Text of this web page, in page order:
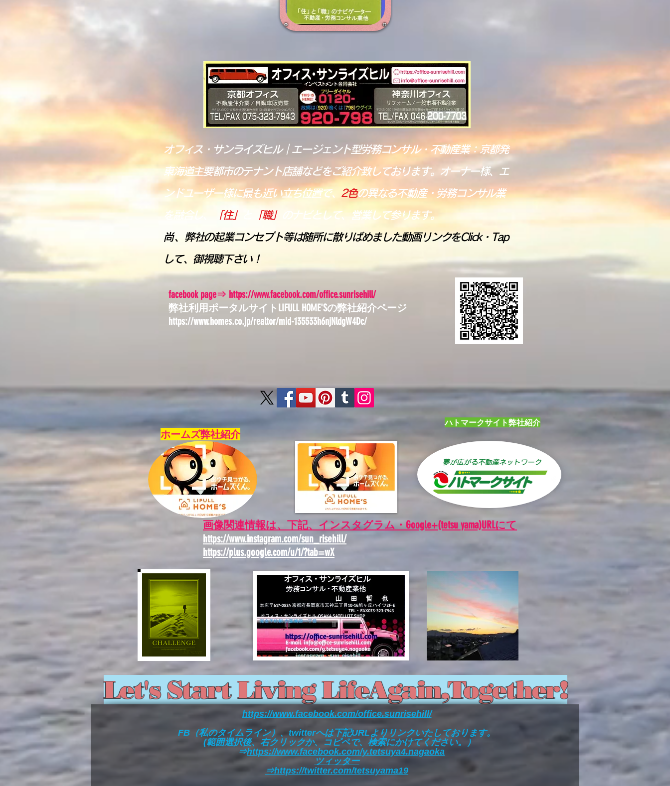
オフィス・サンライズヒル｜エージェント型労務コンサル・不動産業：京都発
東海道主要都市のテナント店舗などをご紹介致しております。オーナー様、エ
ンドユーザー様に最も近い立ち位置で、 2色の異なる不動産・労務コンサル業
を融合し、
「住」 「職」
のナビとして、営業して参ります。
​​尚、 弊社の起業コンセプト等は随所に散りばめました動画リンクをClick・Tap
して、御視聴下さい！
facebook page⇒ https://www.facebook.com/office.sunrisehill/
弊社利用ポータルサイトLIFULL HOME'Sの弊社紹介ページ
https://www.homes.co.jp/realtor/mid-135533h6njNldgW4Dc/
ホームズ弊社紹介
ハトマークサイト弊社紹介
画像​関連情報は、下記、インスタグラム・Google+(tetsu yama)URLにて
https://www.instagram.com/sun_risehill/
https://plus.google.com/u/1/?tab=wX
​Let's Start Living LifeAgain,Together!
https://www.facebook.com/office.sunrisehill/
FB（私のタイムライン）、twitterへは下記URLよりリンクいたしております。
(範囲選択後、右クリックか、コピペで、検索にかけてください。）
⇒https://www.facebook.com/y.tetsuya4.nagaoka
ツィッター
⇒https://twitter.com/tetsuyama19